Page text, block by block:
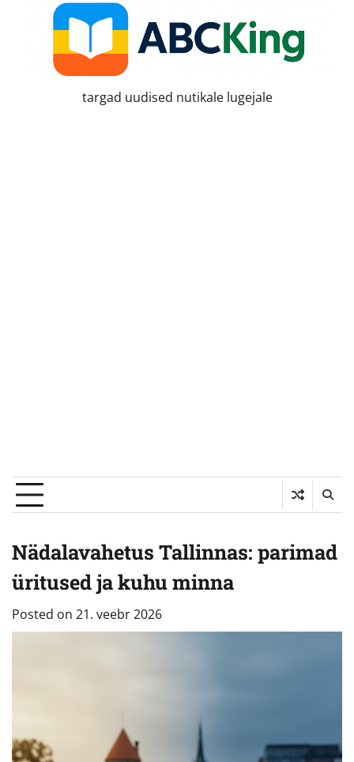
targad uudised nutikale lugejale
Nädalavahetus Tallinnas: parimad
üritused ja kuhu minna
Posted on 21. veebr 2026